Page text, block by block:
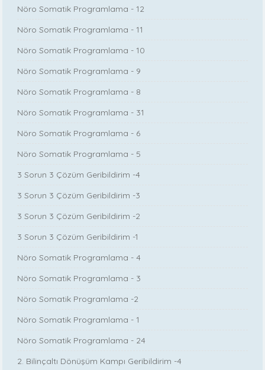
Nöro Somatik Programlama - 12
Nöro Somatik Programlama - 11
Nöro Somatik Programlama - 10
Nöro Somatik Programlama - 9
Nöro Somatik Programlama - 8
Nöro Somatik Programlama - 31
Nöro Somatik Programlama - 6
Nöro Somatik Programlama - 5
3 Sorun 3 Çözüm Geribildirim -4
3 Sorun 3 Çözüm Geribildirim -3
3 Sorun 3 Çözüm Geribildirim -2
3 Sorun 3 Çözüm Geribildirim -1
Nöro Somatik Programlama - 4
Nöro Somatik Programlama - 3
Nöro Somatik Programlama -2
Nöro Somatik Programlama - 1
Nöro Somatik Programlama - 24
2. Bilinçaltı Dönüşüm Kampı Geribildirim -4